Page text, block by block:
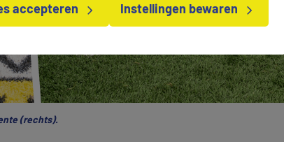
(rechts).
accepteren Instellingen bewaren